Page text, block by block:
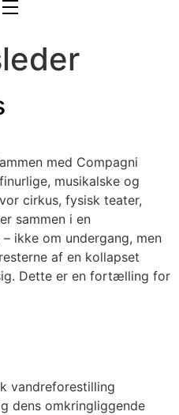
med Compagni
musikalske og
cirkus, fysisk teater,
sammen i en
ikke om undergang, men
af en kollapset
Dette er en fortælling for
vandreforestilling
dens omkringliggende